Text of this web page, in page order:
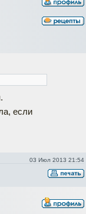
если
03 Июл 2013 21:54